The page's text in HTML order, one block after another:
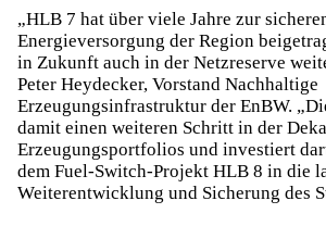
„HLB 7 hat über viele Jahre zur
Energieversorgung der Region
in Zukunft auch in der Netzreserve
Peter Heydecker, Vorstand Nachhaltige
Erzeugungsinfrastruktur der EnBW.
damit einen weiteren Schritt in der
Erzeugungsportfolios und investiert
dem Fuel-Switch-Projekt HLB 8 in die
Weiterentwicklung und Sicherung des